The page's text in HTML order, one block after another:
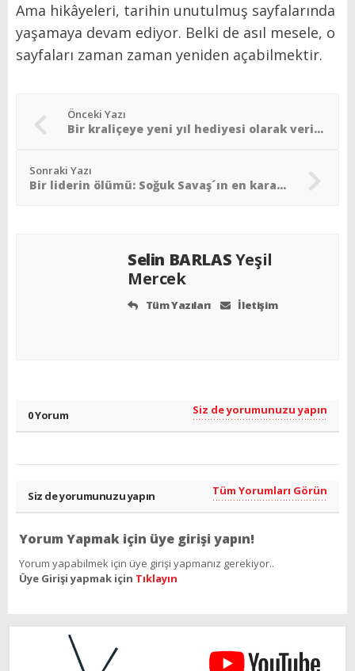
Ama hikâyeleri, tarihin unutulmuş sayfalarında
yaşamaya devam ediyor. Belki de asıl mesele, o
sayfaları zaman zaman yeniden açabilmektir.
Önceki Yazı
Bir kraliçeye yeni yıl hediyesi olarak verilen ülke
Sonraki Yazı
Bir liderin ölümü: Soğuk Savaş´ın en karanlık sayfalarından biri
Selin BARLASYeşil
Mercek
Tüm Yazıları İletişim
0 Yorum Siz de yorumunuzu yapın
Siz de yorumunuzu yapın Tüm Yorumları Görün
Yorum Yapmak için üye girişi yapın!
Yorum yapabilmek için üye girişi yapmanız gerekiyor..
Üye Girişi yapmak için Tıklayın